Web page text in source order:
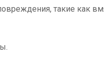
такие как